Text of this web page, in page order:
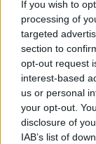
If you wish to
processing of
targeted
section to
opt-out request
interest-based
us or personal
your opt-out.
disclosure of
IAB’s list of
mensual en
239,1 euros,
tras superar
euros/MWh
Artículo anterior
El